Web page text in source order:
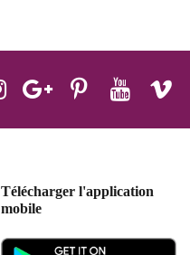
Télécharger l'application
mobile